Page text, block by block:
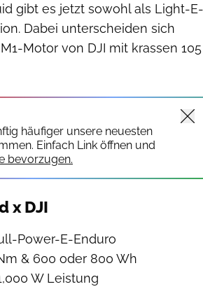
gibt es jetzt sowohl als Light-E-
Dabei unterscheiden sich
Motor von DJI mit krassen 105
häufiger unsere neuesten
Einfach Link öffnen und
bevorzugen.
x DJI
Power-E-Enduro
& 600 oder 800 Wh
W Leistung